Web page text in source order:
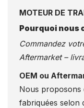
MOTEUR DE
Pourquoi nous
Commandez
Aftermarket –
OEM ou
Nous proposons
fabriquées selon